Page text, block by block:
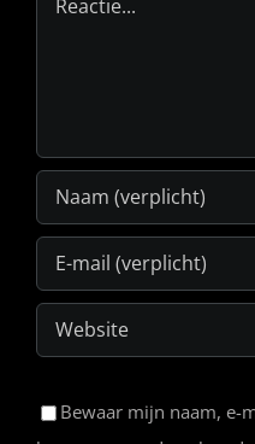
Bewaar mijn naam, e-